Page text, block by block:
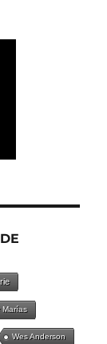
Marías
Wes Anderson